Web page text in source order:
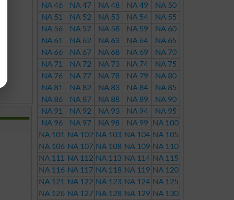
NA 46
NA 47 NA 48 NA 49
NA 50
NA 51
NA 52 NA 53 NA 54
NA 55
NA 56
NA 57 NA 58 NA 59
NA 60
NA 61
NA 62 NA 63 NA 64
NA 65
NA 66
NA 67 NA 68 NA 69
NA 70
NA 71
NA 72 NA 73 NA 74
NA 75
NA 76
NA 77 NA 78 NA 79
NA 80
NA 81
NA 82 NA 83 NA 84
NA 85
NA 86
NA 87 NA 88 NA 89
NA 90
NA 91
NA 92 NA 93 NA 94
NA 95
NA 96
NA 97 NA 98 NA 99
NA 100
NA 101
NA 102 NA 103 NA 104 NA 105
NA 106 NA 107 NA 108 NA 109 NA 110
NA 111
NA 112 NA 113 NA 114 NA 115
NA 116 NA 117 NA 118 NA 119 NA 120
NA 121
NA 122 NA 123 NA 124 NA 125
NA 126 NA 127 NA 128 NA 129 NA 130